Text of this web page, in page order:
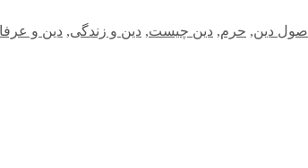
اصول دین, حرم, دین چیست, دین و زندگی, دین و